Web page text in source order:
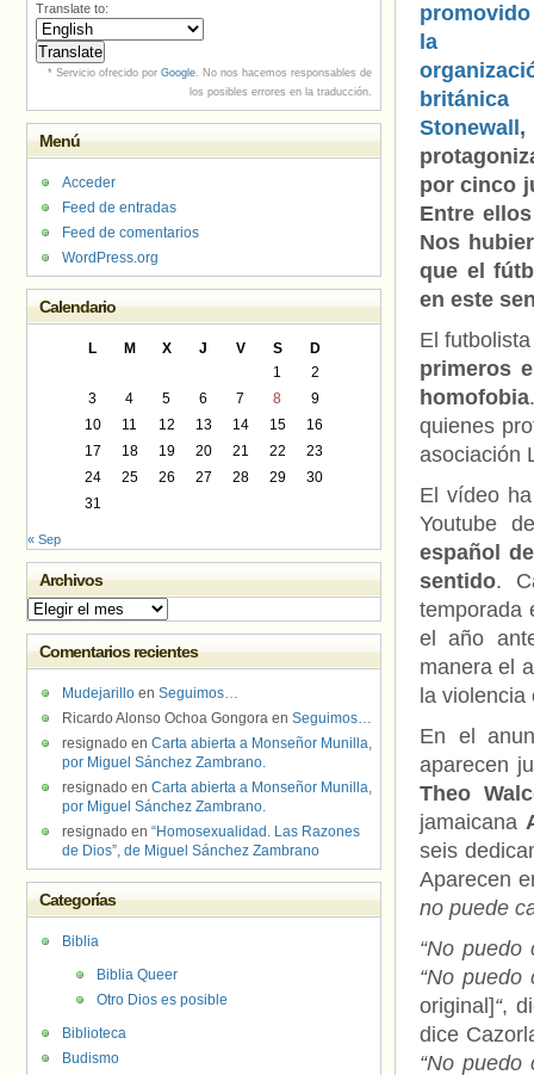
la
británica
Stonewall ,
por cinco
Entre
Nos
que el
en este
El
primeros
homofobia
quienes
asociación
El vídeo
Youtube
español
sentido.
temporada
el año
manera el
la
En el
aparecen
Theo
jamaicana
seis
Aparecen
no puede
“No puedo
“No puedo
original]“,
dice
“No puedo
Translate to:
* Servicio ofrecido por Google. No nos hacemos responsables de
los posibles errores en la traducción.
Menú
Acceder
Feed de entradas
Feed de comentarios
WordPress.org
Calendario
L M X J V S
D
1
2
3
4 5 6 7 8
9
10
11 12 13 14 15
16
17
18 19 20 21 22
23
24
25 26 27 28 29
30
31
« Sep
Archivos
Archivos
Comentarios recientes
Mudejarillo en Seguimos…
Ricardo Alonso Ochoa Gongora en Seguimos…
resignado en Carta abierta a Monseñor Munilla,
por Miguel Sánchez Zambrano.
resignado en Carta abierta a Monseñor Munilla,
por Miguel Sánchez Zambrano.
resignado en “Homosexualidad. Las Razones
de Dios”, de Miguel Sánchez Zambrano
Categorías
Biblia
Biblia Queer
Otro Dios es posible
Biblioteca
Budismo